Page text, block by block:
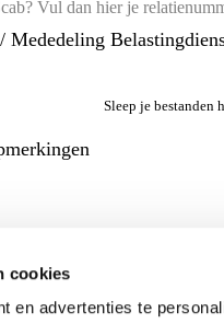
cookies
en advertenties te
Mededeling
Sleep je bestanden
met de kosten voor de